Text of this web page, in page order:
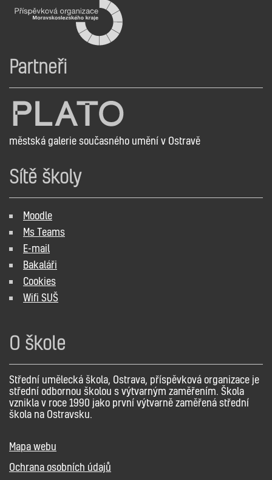
Partneři
městská galerie současného umění v Ostravě
Sítě školy
Moodle
Ms Teams
E-mail
Bakaláři
Cookies
Wifi SUŠ
O škole
Střední umělecká škola, Ostrava, příspěvková organizace je
střední odbornou školou s výtvarným zaměřením. Škola
vznikla v roce 1990 jako první výtvarně zaměřená střední
škola na Ostravsku.
Mapa webu
Ochrana osobních údajů